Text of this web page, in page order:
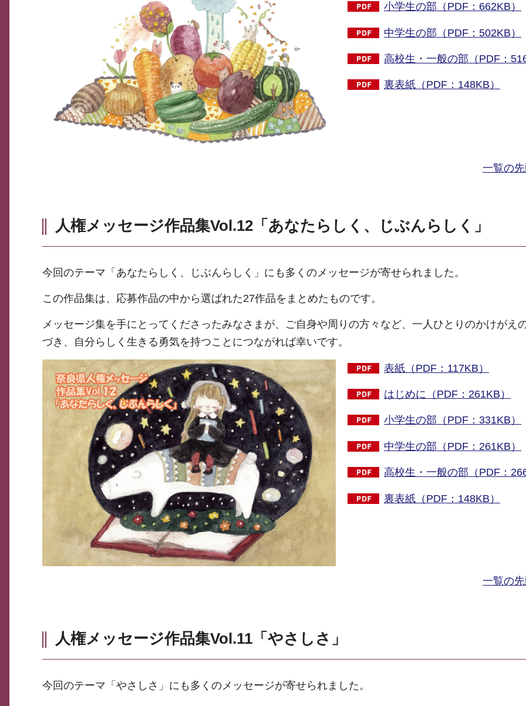
小学生の部（PDF：662KB）
中学生の部（PDF：502KB）
高校生・一般の部（PDF：
裏表紙（PDF：148KB）
一覧の
人権メッセージ作品集Vol.12「あなたらしく、じぶんらしく」
今回のテーマ「あなたらしく、じぶんらしく」にも多くのメッセージが寄せられました。
この作品集は、応募作品の中から選ばれた27作品をまとめたものです。
メッセージ集を手にとってくださったみなさまが、ご自身や周りの方々など、一人ひとりのかけがえ
づき、自分らしく生きる勇気を持つことにつながれば幸いです。
表紙（PDF：117KB）
はじめに（PDF：261KB）
小学生の部（PDF：331KB）
中学生の部（PDF：261KB）
高校生・一般の部（PDF：
裏表紙（PDF：148KB）
一覧の
人権メッセージ作品集Vol.11「やさしさ」
今回のテーマ「やさしさ」にも多くのメッセージが寄せられました。